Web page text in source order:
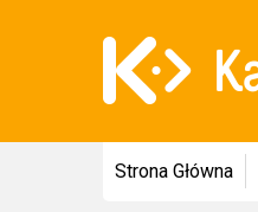
Strona Główna